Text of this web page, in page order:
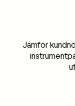
Jämför